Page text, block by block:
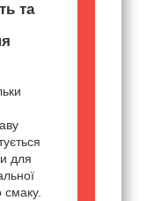
та
для
смаку.